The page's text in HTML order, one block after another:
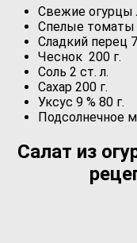
Свежие огурцы
Спелые томаты
Сладкий перец
Чеснок 200 г.
Соль 2 ст. л.
Сахар 200 г.
Уксус 9 % 80 г.
Подсолнечное
Салат из